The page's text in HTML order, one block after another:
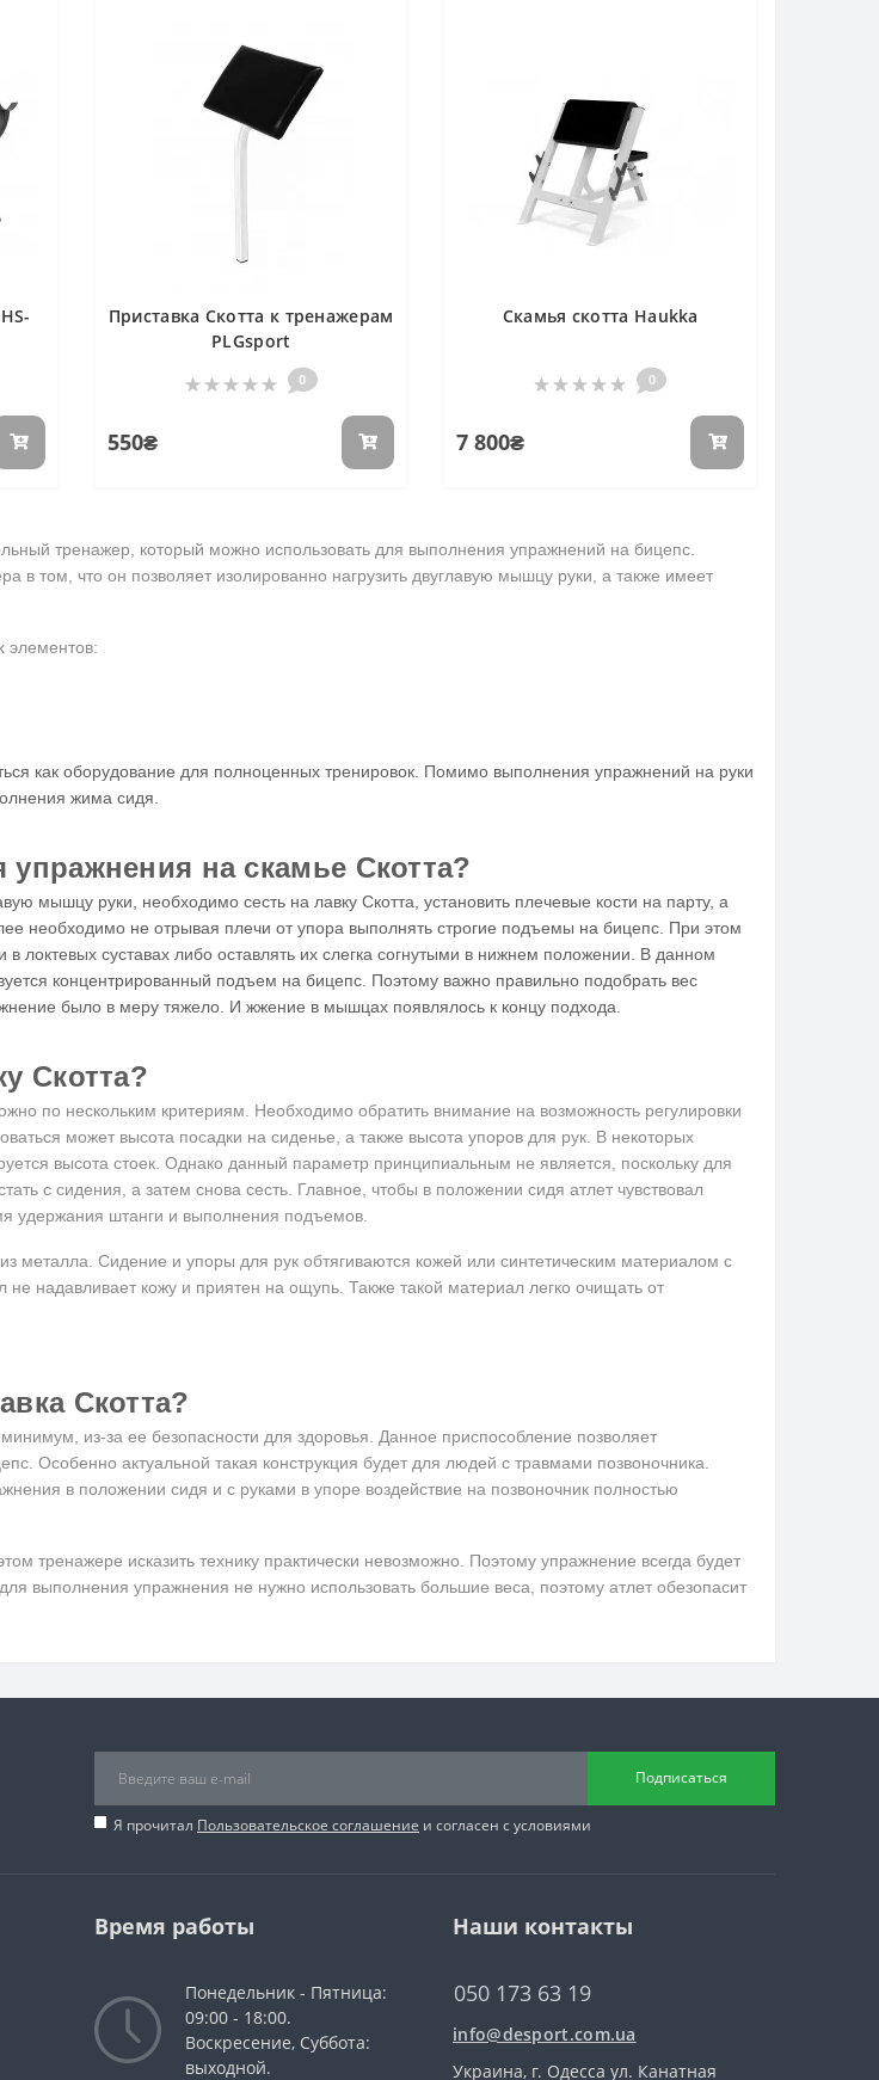
Приставка Скотта к тренажерам
PLGsport
0
550₴
Скамья скотта Haukka
0
7 800₴
тренажер, который можно использовать для выполнения упражнений на бицепс.
в том, что он позволяет изолированно нагрузить двуглавую мышцу руки, а также имеет
элементов:
как оборудование для полноценных тренировок. Помимо выполнения упражнений на руки
жима сидя.
на скамье Скотта?
мышцу руки, необходимо сесть на лавку Скотта, установить плечевые кости на парту, а
необходимо не отрывая плечи от упора выполнять строгие подъемы на бицепс. При этом
в локтевых суставах либо оставлять их слегка согнутыми в нижнем положении. В данном
концентрированный подъем на бицепс. Поэтому важно правильно подобрать вес
было в меру тяжело. И жжение в мышцах появлялось к концу подхода.
Скотта?
по нескольким критериям. Необходимо обратить внимание на возможность регулировки
может высота посадки на сиденье, а также высота упоров для рук. В некоторых
высота стоек. Однако данный параметр принципиальным не является, поскольку для
с сидения, а затем снова сесть. Главное, чтобы в положении сидя атлет чувствовал
удержания штанги и выполнения подъемов.
металла. Сидение и упоры для рук обтягиваются кожей или синтетическим материалом с
надавливает кожу и приятен на ощупь. Также такой материал легко очищать от
Скотта?
минимум, из-за ее безопасности для здоровья. Данное приспособление позволяет
Особенно актуальной такая конструкция будет для людей с травмами позвоночника.
в положении сидя и с руками в упоре воздействие на позвоночник полностью
тренажере исказить технику практически невозможно. Поэтому упражнение всегда будет
выполнения упражнения не нужно использовать большие веса, поэтому атлет обезопасит
Подписаться
Я прочитал Пользовательское соглашение и согласен с условиями
Время работы
Понедельник - Пятница:
09:00 - 18:00.
Воскресение, Суббота:
выходной.
Наши контакты
050 173 63 19
info@desport.com.ua
Украина, г. Одесса ул. Канатная